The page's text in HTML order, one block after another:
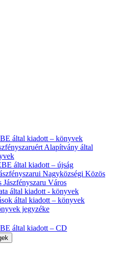
által kiadott – könyvek
Alapítvány által
által kiadott – újság
Nagyközségi Közös
Jászfényszaru Város
által kiadott - könyvek
által kiadott – könyvek
jegyzéke
által kiadott – CD